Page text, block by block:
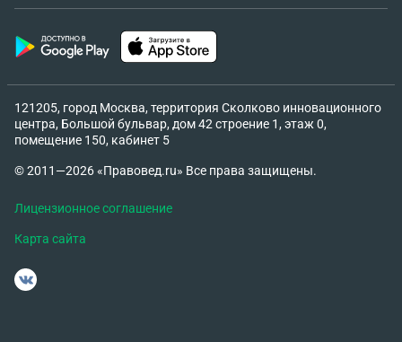
121205, город Москва, территория Сколково инновационного
центра, Большой бульвар, дом 42 строение 1, этаж 0,
помещение 150, кабинет 5
© 2011—2026 «Правовед.ru» Все права защищены.
Лицензионное соглашение
Карта сайта